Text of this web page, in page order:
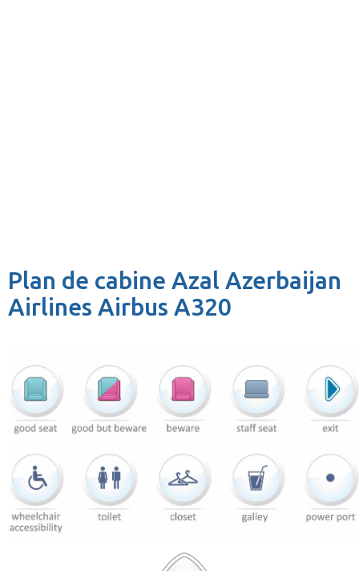
Plan de cabine Azal Azerbaijan
Airlines Airbus A320